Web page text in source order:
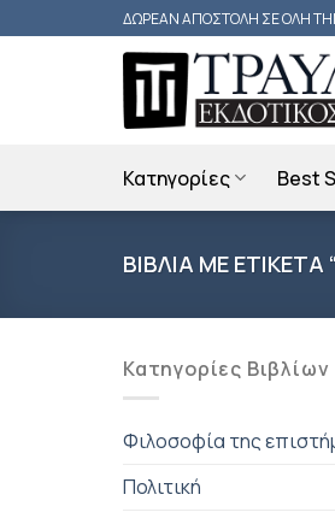
to
ΔΩΡΕΑΝ ΑΠΟΣΤΟΛΗ ΣΕ ΟΛΗ
Κατηγορίες Best
ΒΙΒΛΙΑ ΜΕ
Κατηγορίες Βιβλίων
Φιλοσοφία της
Πολιτική